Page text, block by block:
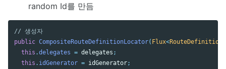
random Id를 만듬
// 생성자
public CompositeRouteDefinitionLocator( Flux<
this .delegates = delegates ;
this . idGenerator = idGenerator;